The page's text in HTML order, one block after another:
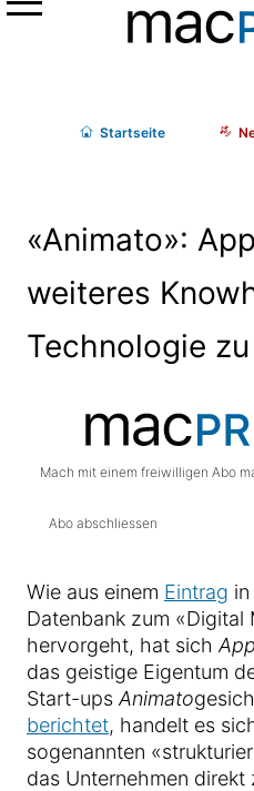
Menü
Startseite
«Animato»:
weiteres
Technologie
Mach mit einem freiwilligen Abo
Abo abschliessen
Wie aus einem Eintrag
Datenbank zum «Digital
hervorgeht, hat sich
das geistige Eigentum
Start-ups Animato
berichtet, handelt es
sogenannten
das Unternehmen direkt